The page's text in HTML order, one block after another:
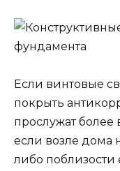
Если винтовые
покрыть
прослужат более
если возле дома
либо поблизости